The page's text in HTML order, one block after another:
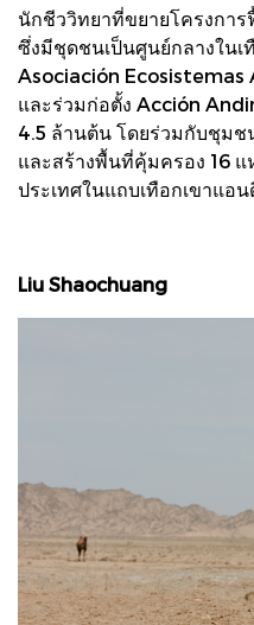
นักชีววิทยาที่ขยายโครงกา
ซึ่งมีชุดชนเป็นศูนย์กลางในเ
Asociación Ecosistemas
และร่วมก่อตั้ง Acción
4.5 ล้านต้น โดยร่วมกับชุม
และสร้างพื้นที่คุ้มครอง 16 แ
ประเทศในแถบเทือกเขาแอ
Liu Shaochuang